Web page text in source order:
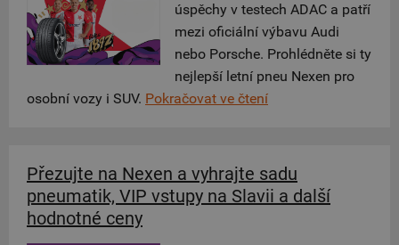
úspěchy v testech ADAC a patří
mezi oficiální výbavu Audi
nebo Porsche. Prohlédněte si ty
nejlepší letní pneu Nexen pro
osobní vozy i SUV. Pokračovat ve čtení
Přezujte na Nexen a vyhrajte sadu
pneumatik, VIP vstupy na Slavii a další
hodnotné ceny